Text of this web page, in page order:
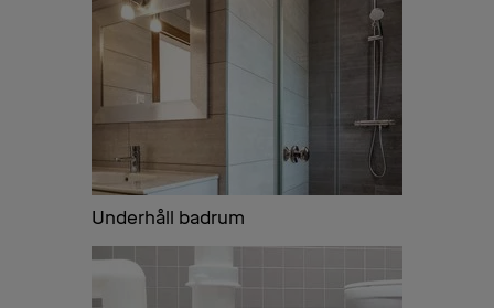
Underhåll badrum